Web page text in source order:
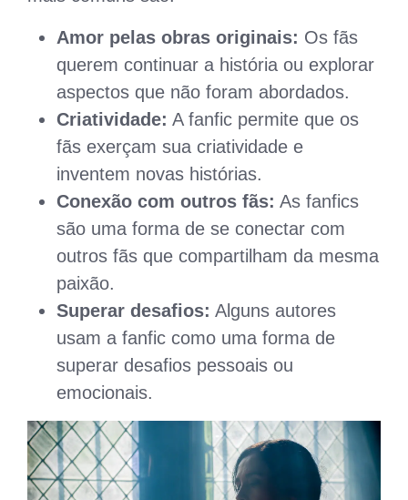
Amor pelas obras originais: Os fãs
querem continuar a história ou explorar
aspectos que não foram abordados.
Criatividade: A fanfic permite que os
fãs exerçam sua criatividade e
inventem novas histórias.
Conexão com outros fãs: As fanfics
são uma forma de se conectar com
outros fãs que compartilham da mesma
paixão.
Superar desafios: Alguns autores
usam a fanfic como uma forma de
superar desafios pessoais ou
emocionais.